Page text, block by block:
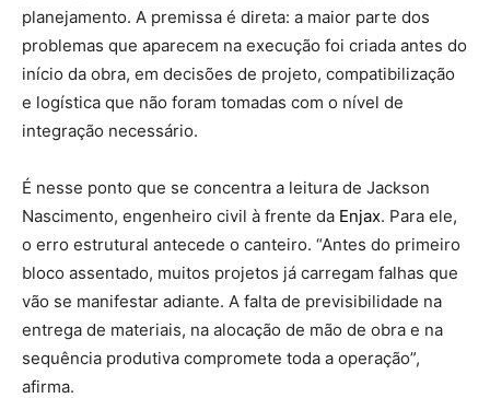
planejamento. A premissa é direta: a maior parte dos
problemas que aparecem na execução foi criada antes do
início da obra, em decisões de projeto, compatibilização
e logística que não foram tomadas com o nível de
integração necessário.
É nesse ponto que se concentra a leitura de Jackson
Nascimento, engenheiro civil à frente da Enjax. Para ele,
o erro estrutural antecede o canteiro. “Antes do primeiro
bloco assentado, muitos projetos já carregam falhas que
vão se manifestar adiante. A falta de previsibilidade na
entrega de materiais, na alocação de mão de obra e na
sequência produtiva compromete toda a operação”,
afirma.